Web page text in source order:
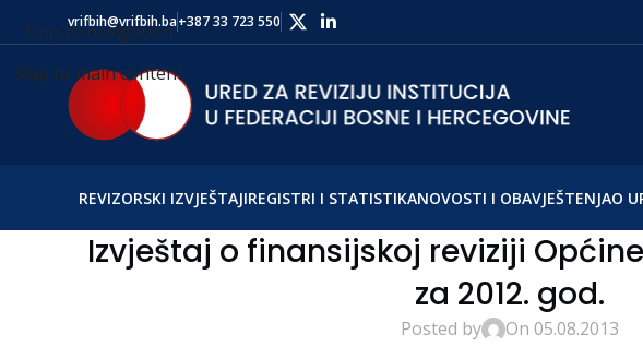
Skip to navigation
Skip to main content
vrifbih@vrifbih.ba+387 33 723 550
REVIZORSKI IZVJEŠTAJIREGISTRI I STATISTIKANOVOSTI I OBAVJEŠTENJAO
Izvještaj o finansijskoj reviziji
za 2012. god.
Posted by On 05.08.2013